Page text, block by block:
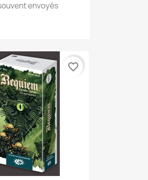
envoyés
favorite_border